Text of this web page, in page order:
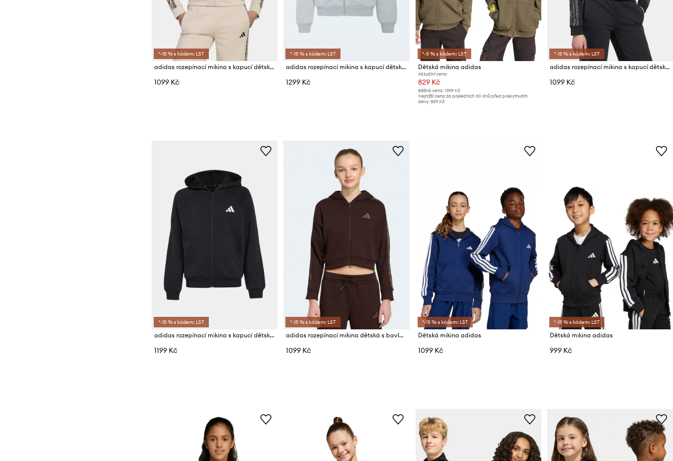
*-15 % s kódem: LST
adidas rozepínací mikina s kapucí dětská s bavlnou
1099 Kč
*-15 % s kódem: LST
adidas rozepínací mikina s kapucí dětská s bavlnou
1299 Kč
*-5 % s kódem: LST
Dětská mikina adidas
Aktuální cena:
829 Kč
Běžná cena: 1399 Kč
Nejnižší cena za posledních 30 dnů před poskytnutím
slevy: 859 Kč
*-15 % s kódem: LST
adidas rozepínací mikina s kapucí dětská s bavlnou
1099 Kč
*-15 % s kódem: LST
adidas rozepínací mikina s kapucí dětská s bavlnou
1199 Kč
*-15 % s kódem: LST
adidas rozepínací mikina dětská s bavlnou
1099 Kč
*-15 % s kódem: LST
Dětská mikina adidas
1099 Kč
*-15 % s kódem: LST
Dětská mikina adidas
999 Kč